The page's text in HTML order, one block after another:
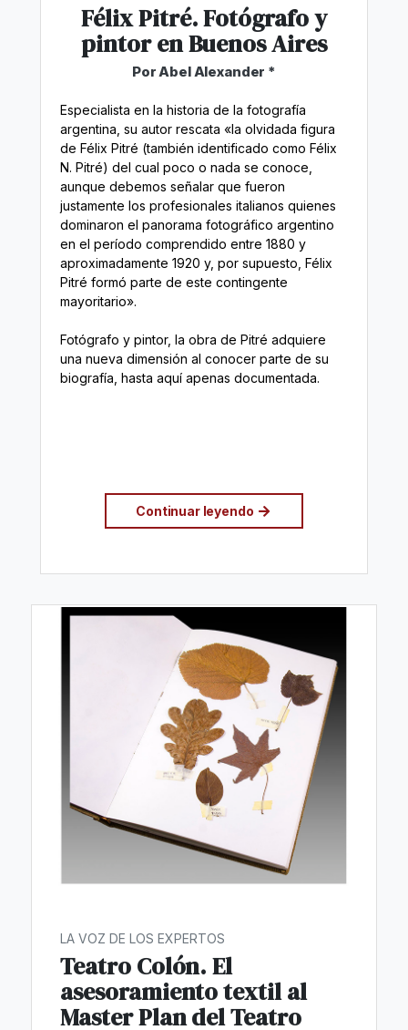
Félix Pitré. Fotógrafo y
pintor en Buenos Aires
Por Abel Alexander *
Especialista en la historia de la fotografía
argentina, su autor rescata «la olvidada figura
de Félix Pitré (también identificado como Félix
N. Pitré) del cual poco o nada se conoce,
aunque debemos señalar que fueron
justamente los profesionales italianos quienes
dominaron el panorama fotográfico argentino
en el período comprendido entre 1880 y
aproximadamente 1920 y, por supuesto, Félix
Pitré formó parte de este contingente
mayoritario».
Fotógrafo y pintor, la obra de Pitré adquiere
una nueva dimensión al conocer parte de su
biografía, hasta aquí apenas documentada.
Continuar leyendo
LA VOZ DE LOS EXPERTOS
Teatro Colón. El
asesoramiento textil al
Master Plan del Teatro